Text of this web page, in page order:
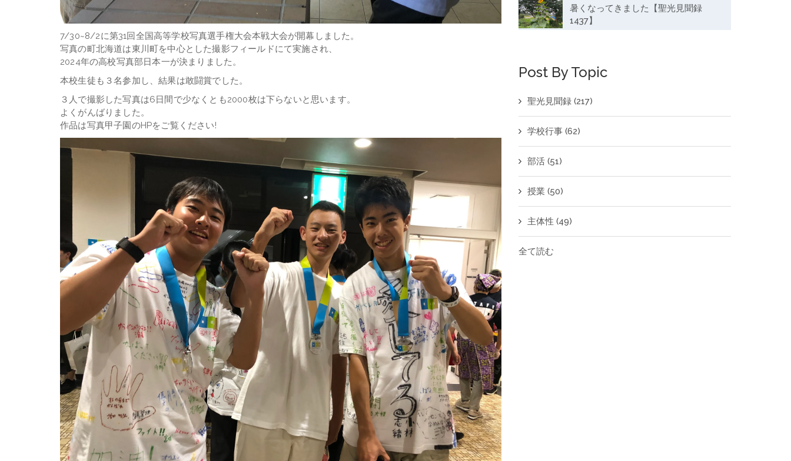
7/30~8/2に第31回全国高等学校写真選手権大会本戦大会が開幕しました。
写真の町北海道は東川町を中心とした撮影フィールドにて実施され、
2024年の高校写真部日本一が決まりました。
本校生徒も３名参加し、結果は敢闘賞でした。
３人で撮影した写真は6日間で少なくとも2000枚は下らないと思います。
よくがんばりました。
作品は写真甲子園のHPをご覧ください!
暑くなってきました【聖光見聞録
1437】
Post By Topic
聖光見聞録(217)
学校行事(62)
部活(51)
授業(50)
主体性(49)
全て読む